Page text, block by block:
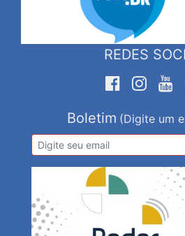
REDES
Boletim (Digite um